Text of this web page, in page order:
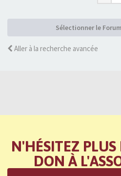
Sélectionner le
Aller à la recherche avancée
N'HÉSITEZ PLUS
DON À